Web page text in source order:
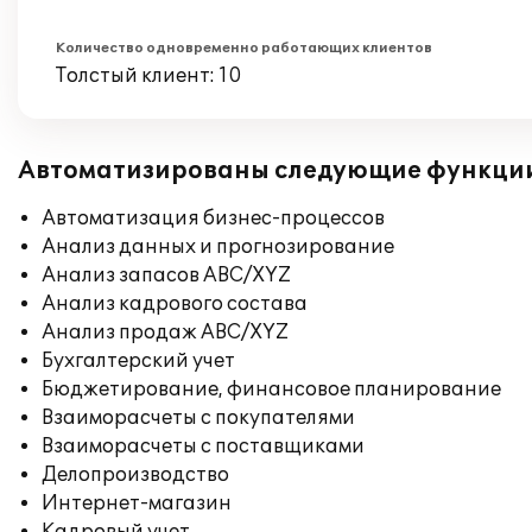
Количество одновременно работающих клиентов
Толстый клиент: 10
Автоматизированы следующие
Автоматизация бизнес-процессов
Анализ данных и прогнозирование
Анализ запасов ABC/XYZ
Анализ кадрового состава
Анализ продаж ABC/XYZ
Бухгалтерский учет
Бюджетирование, финансовое планирование
Взаиморасчеты с покупателями
Взаиморасчеты с поставщиками
Делопроизводство
Интернет-магазин